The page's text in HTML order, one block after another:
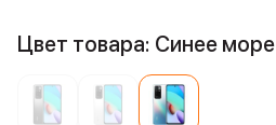
Цвет товара: Синее море